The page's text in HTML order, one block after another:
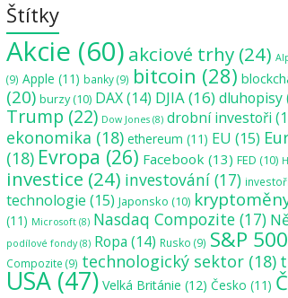
Štítky
Akcie (60) akciové trhy (24)
(9) Apple (11) banky(9) bitcoin (28)
(20) burzy(10) DAX(14) DJIA(16)dluhopisy
Trump (22) Dow Jones (8) drobní investoři
ekonomika (18) ethereum (11) EU (15)
(18) Evropa (26) Facebook (13) FED (10)
investice (24) investování (17) investoři
technologie (15) Japonsko (10)
(11) Microsoft (8) Nasdaq Compozite (17)
podílové fondy(8) Ropa (14) Rusko (9) S&P 500
Compozite (9) technologický sektor (18)
USA (47) Velká Británie (12) Česko (11)